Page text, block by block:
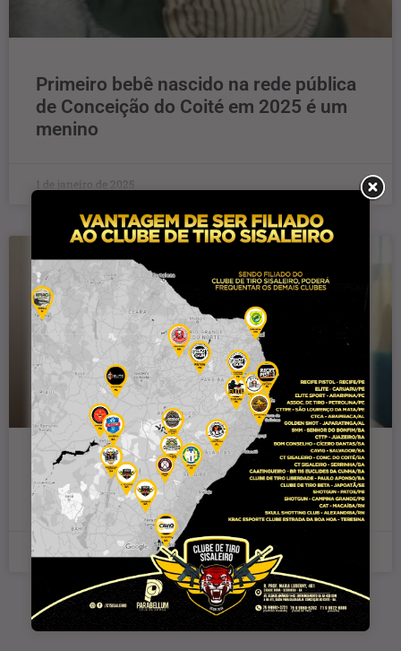
Primeiro bebê nascido na rede pública
de Conceição do Coité em 2025 é um
menino
1 de janeiro de 2025
Confira a mensagem do deputado Alex
da Piatã para 2025
31 de dezembro de 2024